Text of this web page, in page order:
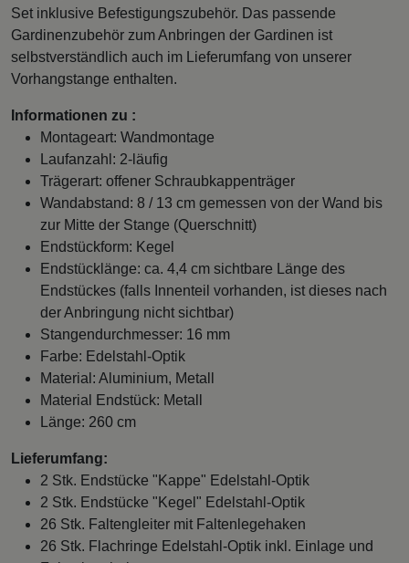
Set inklusive Befestigungszubehör. Das passende
Gardinenzubehör zum Anbringen der Gardinen ist
selbstverständlich auch im Lieferumfang von unserer
Vorhangstange enthalten.
Informationen zu :
Montageart: Wandmontage
Laufanzahl: 2-läufig
Trägerart: offener Schraubkappenträger
Wandabstand: 8 / 13 cm gemessen von der Wand bis
zur Mitte der Stange (Querschnitt)
Endstückform: Kegel
Endstücklänge: ca. 4,4 cm sichtbare Länge des
Endstückes (falls Innenteil vorhanden, ist dieses nach
der Anbringung nicht sichtbar)
Stangendurchmesser: 16 mm
Farbe: Edelstahl-Optik
Material: Aluminium, Metall
Material Endstück: Metall
Länge: 260 cm
Lieferumfang:
2 Stk. Endstücke "Kappe" Edelstahl-Optik
2 Stk. Endstücke "Kegel" Edelstahl-Optik
26 Stk. Faltengleiter mit Faltenlegehaken
26 Stk. Flachringe Edelstahl-Optik inkl. Einlage und